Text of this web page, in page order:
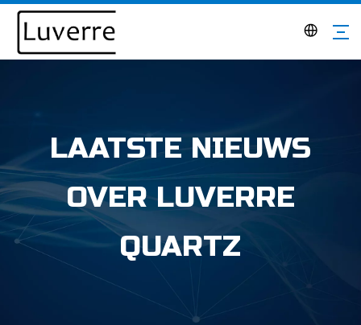
LAATSTE NIEUWS
OVER LUVERRE
QUARTZ